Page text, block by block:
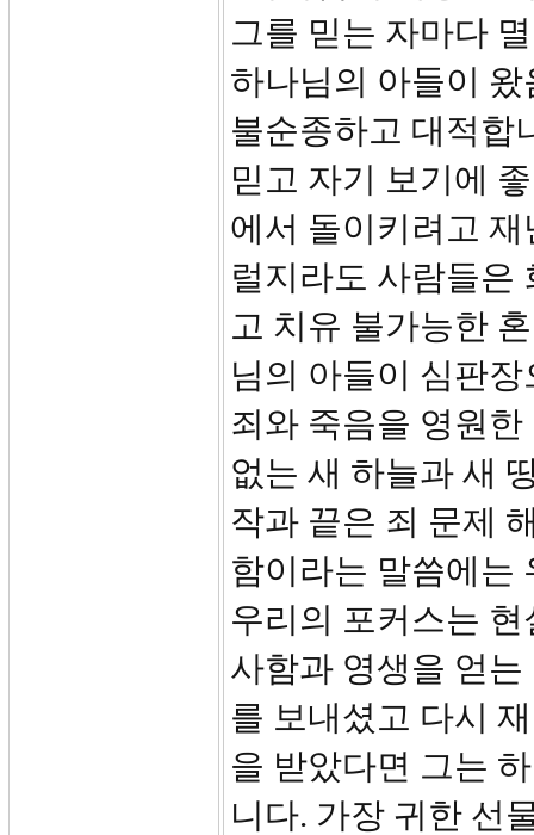
그를 믿는 자마다
하나님의 아들이
불순종하고 대적합
믿고 자기 보기에
에서 돌이키려고
럴지라도 사람들은
고 치유 불가능한
님의 아들이 심판
죄와 죽음을 영원
없는 새 하늘과 새
작과 끝은 죄 문제
함이라는 말씀에는
우리의 포커스는
사함과 영생을 얻
를 보내셨고 다시
을 받았다면 그는
니다. 가장 귀한 선